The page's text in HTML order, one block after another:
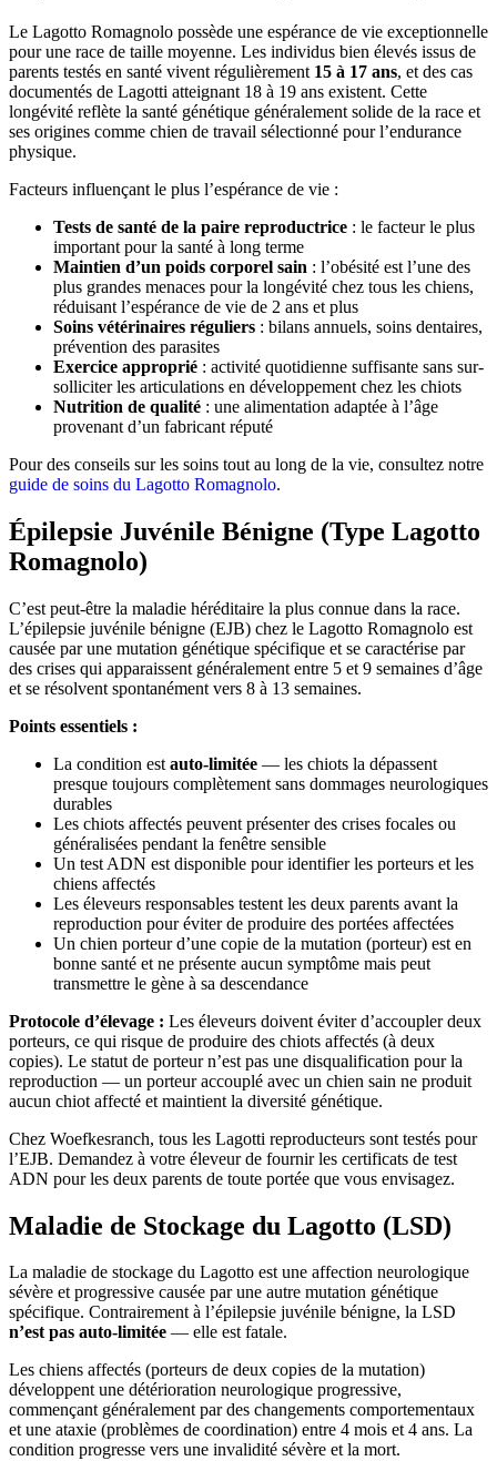
Le Lagotto Romagnolo possède une espérance de vie exceptionnelle
pour une race de taille moyenne. Les individus bien élevés issus de
parents testés en santé vivent régulièrement 15 à 17 ans, et des cas
documentés de Lagotti atteignant 18 à 19 ans existent. Cette
longévité reflète la santé génétique généralement solide de la race et
ses origines comme chien de travail sélectionné pour l’endurance
physique.
Facteurs influençant le plus l’espérance de vie :
Tests de santé de la paire reproductrice : le facteur le plus
important pour la santé à long terme
Maintien d’un poids corporel sain : l’obésité est l’une des
plus grandes menaces pour la longévité chez tous les chiens,
réduisant l’espérance de vie de 2 ans et plus
Soins vétérinaires réguliers : bilans annuels, soins dentaires,
prévention des parasites
Exercice approprié : activité quotidienne suffisante sans sur-
solliciter les articulations en développement chez les chiots
Nutrition de qualité : une alimentation adaptée à l’âge
provenant d’un fabricant réputé
Pour des conseils sur les soins tout au long de la vie, consultez notre
guide de soins du Lagotto Romagnolo.
Épilepsie Juvénile Bénigne (Type Lagotto
Romagnolo)
C’est peut-être la maladie héréditaire la plus connue dans la race.
L’épilepsie juvénile bénigne (EJB) chez le Lagotto Romagnolo est
causée par une mutation génétique spécifique et se caractérise par
des crises qui apparaissent généralement entre 5 et 9 semaines d’âge
et se résolvent spontanément vers 8 à 13 semaines.
Points essentiels :
La condition est auto-limitée — les chiots la dépassent
presque toujours complètement sans dommages neurologiques
durables
Les chiots affectés peuvent présenter des crises focales ou
généralisées pendant la fenêtre sensible
Un test ADN est disponible pour identifier les porteurs et les
chiens affectés
Les éleveurs responsables testent les deux parents avant la
reproduction pour éviter de produire des portées affectées
Un chien porteur d’une copie de la mutation (porteur) est en
bonne santé et ne présente aucun symptôme mais peut
transmettre le gène à sa descendance
Protocole d’élevage : Les éleveurs doivent éviter d’accoupler deux
porteurs, ce qui risque de produire des chiots affectés (à deux
copies). Le statut de porteur n’est pas une disqualification pour la
reproduction — un porteur accouplé avec un chien sain ne produit
aucun chiot affecté et maintient la diversité génétique.
Chez Woefkesranch, tous les Lagotti reproducteurs sont testés pour
l’EJB. Demandez à votre éleveur de fournir les certificats de test
ADN pour les deux parents de toute portée que vous envisagez.
Maladie de Stockage du Lagotto (LSD)
La maladie de stockage du Lagotto est une affection neurologique
sévère et progressive causée par une autre mutation génétique
spécifique. Contrairement à l’épilepsie juvénile bénigne, la LSD
n’est pas auto-limitée — elle est fatale.
Les chiens affectés (porteurs de deux copies de la mutation)
développent une détérioration neurologique progressive,
commençant généralement par des changements comportementaux
et une ataxie (problèmes de coordination) entre 4 mois et 4 ans. La
condition progresse vers une invalidité sévère et la mort.